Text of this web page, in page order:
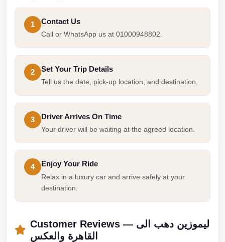
1
Contact Us
Call or WhatsApp us at 01000948802.
2
Set Your Trip Details
Tell us the date, pick-up location, and destination.
3
Driver Arrives On Time
Your driver will be waiting at the agreed location.
4
Enjoy Your Ride
Relax in a luxury car and arrive safely at your
destination.
Customer Reviews — ليموزين دهب الى
القاهرة والعكس
Limousine
Airport
Limousine
Alexandria
Airport
Limousine
Company
Cairo
Limousine
Companies